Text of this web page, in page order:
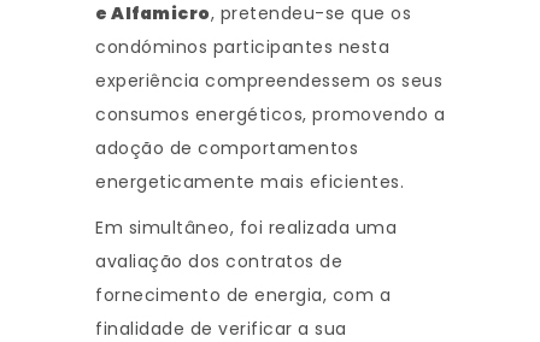
e Alfamicro, pretendeu-se que os
condóminos participantes nesta
experiência compreendessem os seus
consumos energéticos, promovendo a
adoção de comportamentos
energeticamente mais eficientes.
Em simultâneo, foi realizada uma
avaliação dos contratos de
fornecimento de energia, com a
finalidade de verificar a sua